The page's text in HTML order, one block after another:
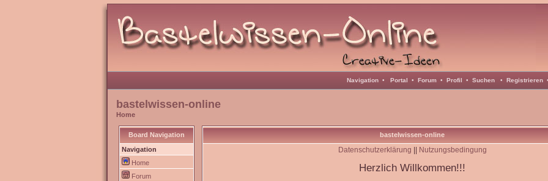
Navigation• Portal • Forum• Profil • Suchen• Registrieren
bastelwissen-online
Home
Board Navigation
Navigation
Home
Forum
bastelwissen-online
Datenschutzerklärung Nutzungsbedingung
Herzlich Willkommen!!!